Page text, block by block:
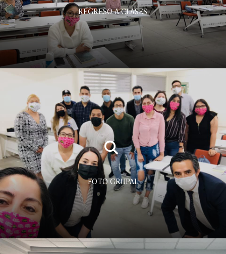
REGRESO A CLASES
FOTO GRUPAL